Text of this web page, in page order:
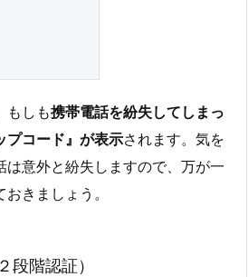
もしも携帯電話を紛失してしまっ
プコード』が表示されます。気を
は意外と紛失しますので、万が一
きましょう。
段階認証）